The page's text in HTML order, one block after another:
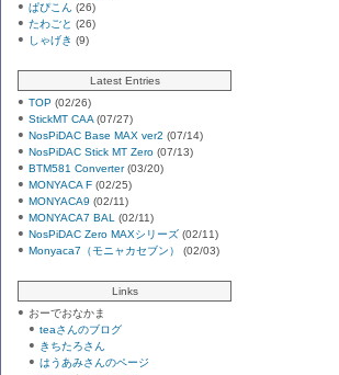
ぱぴこん (26)
たわごと (26)
しゃげき (9)
Latest Entries
TOP (02/26)
StickMT CAA (07/27)
NosPiDAC Base MAX ver2 (07/14)
NosPiDAC Stick MT Zero (07/13)
BTM581 Converter(03/20)
MONYACA F (02/25)
MONYACA9 (02/11)
MONYACA7 BAL
(02/11)
NosPiDAC Zero MAXシリーズ (02/11)
Monyaca7（モニャカセブン）
(02/03)
Links
おーでおなかま
teaさんのブログ
きちたろさん
はうあみさんのページ